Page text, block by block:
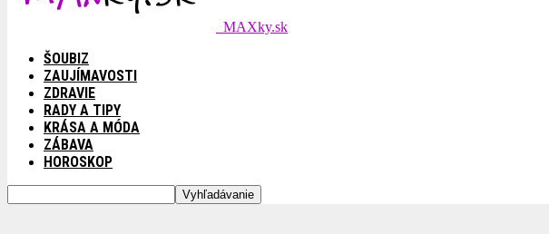
MAXky.sk
ŠOUBIZ
ZAUJÍMAVOSTI
ZDRAVIE
RADY A TIPY
KRÁSA A MÓDA
ZÁBAVA
HOROSKOP